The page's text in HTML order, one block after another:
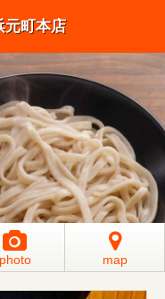
元町本店
photo map